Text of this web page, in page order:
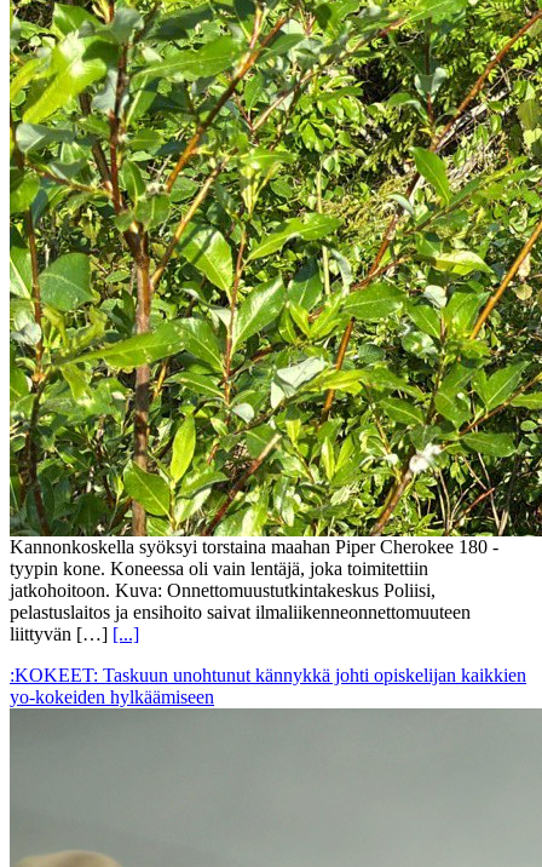
Kannonkoskella syöksyi torstaina maahan Piper Cherokee 180 -
tyypin kone. Koneessa oli vain lentäjä, joka toimitettiin
jatkohoitoon. Kuva: Onnettomuustutkintakeskus Poliisi,
pelastuslaitos ja ensihoito saivat ilmaliikenneonnettomuuteen
liittyvän […] [...]
:KOKEET: Taskuun unohtunut kännykkä johti opiskelijan kaikkien
yo-kokeiden hylkäämiseen